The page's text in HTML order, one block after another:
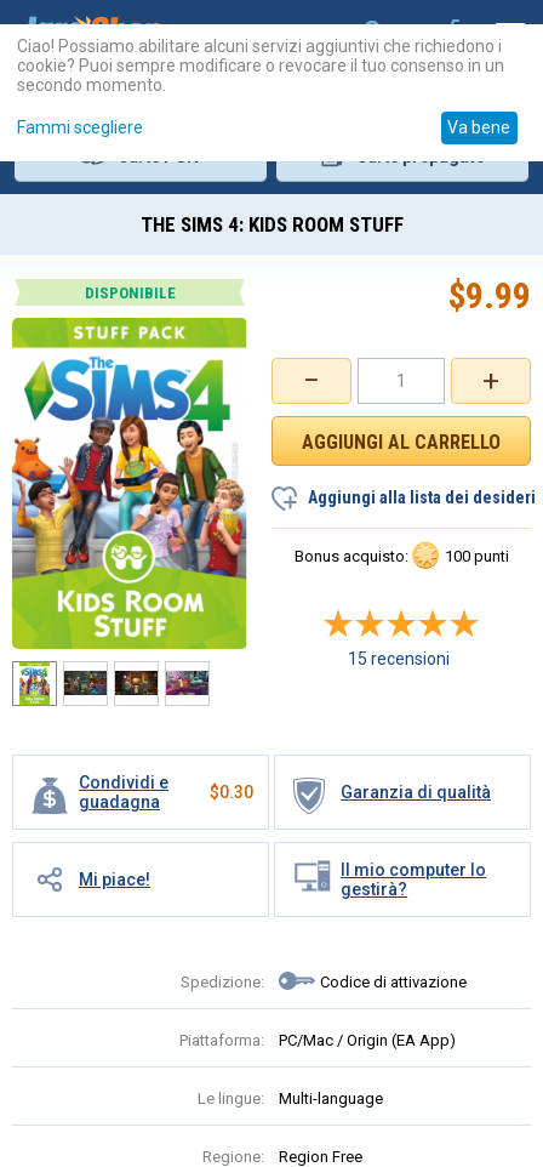
THE SIMS 4: KIDS ROOM STUFF
DISPONIBILE
Condividi e
guadagna
$0.30 Garanzia di qualità
Mi piace!
Il mio computer lo
gestirà?
Spedizione: Codice di attivazione
Piattaforma: PC/Mac / Origin (EA App)
Le lingue: Multi-language
Regione: Region Free
+
−
$9.99
Aggiungi alla lista dei desideri
Bonus acquisto: 100 punti
15 recensioni
Ciao! Possiamo abilitare alcuni servizi aggiuntivi che richiedono i
cookie? Puoi sempre modificare o revocare il tuo consenso in un
secondo momento.
Fammi scegliere Va bene